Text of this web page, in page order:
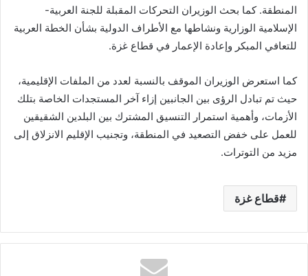
المنطقة. كما بحث الوزيران التحركات المقبلة للجنة العربية-
الإسلامية الوزارية ونشاطها مع الأطراف الدولية بشأن الخطة العربية
للتعافي المبكر وإعادة الإعمار في قطاع غزة.
كما استعرض الوزيران الموقف بالنسبة لعدد من الملفات الإقليمية،
حيث تم تبادل الرؤى بين الجانبين إزاء آخر المستجدات الخاصة بتلك
الأزمات، وأهمية استمرار التنسيق المشترك بين البلدين الشقيقين
للعمل على خفض التصعيد في المنطقة، وتجنيب الإقليم الانزلاق إلى
مزيد من التوترات.
قطاع غزة